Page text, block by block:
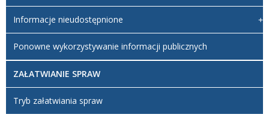
Informacje nieudostępnione
Ponowne wykorzystywanie informacji publicznych
ZAŁATWIANIE SPRAW
Tryb załatwiania spraw